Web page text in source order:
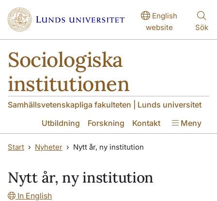
Hoppa till huvudinnehåll
Hoppa till huvudinnehåll
English
website
Sök
Sociologiska
institutionen
Samhällsvetenskapliga fakulteten | Lunds universitet
Utbildning
Forskning Kontakt Meny
Start Nyheter Nytt år, ny institution
Nytt år, ny institution
In English